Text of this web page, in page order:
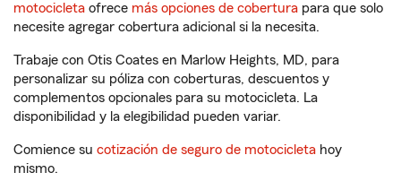
motocicleta ofrece más opciones de cobertura para que solo
necesite agregar cobertura adicional si la necesita.
Trabaje con Otis Coates en Marlow Heights, MD, para
personalizar su póliza con coberturas, descuentos y
complementos opcionales para su motocicleta. La
disponibilidad y la elegibilidad pueden variar.
Comience su cotización de seguro de motocicleta hoy
mismo.